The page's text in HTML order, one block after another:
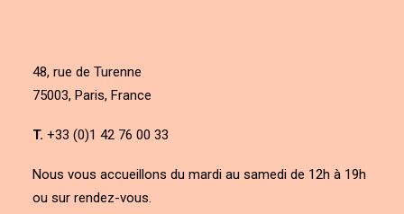
48, rue de Turenne
75003, Paris, France
T. +33 (0)1 42 76 00 33
Nous vous accueillons du mardi au samedi de 12h à 19h
ou sur rendez-vous.